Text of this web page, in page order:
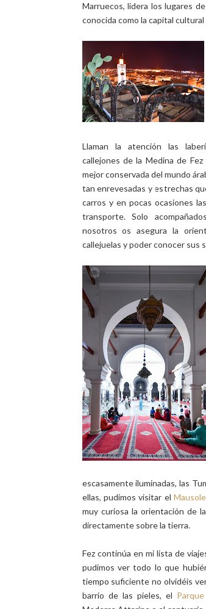
Marruecos, lidera los lugares
conocida como la capital
Llaman la atención las
callejones de la Medina de
mejor conservada del mundo
tan enrevesadas y estrechas
carros y en pocas ocasiones
transporte. Solo
nosotros os asegura la
callejuelas y poder conocer sus
escasamente iluminadas, las
ellas, pudimos visitar el
muy curiosa la orientación de
directamente sobre la tierra.
Fez continúa en mi lista de
pudimos ver todo lo que
tiempo suficiente no olvidéis
barrio de las pieles, el